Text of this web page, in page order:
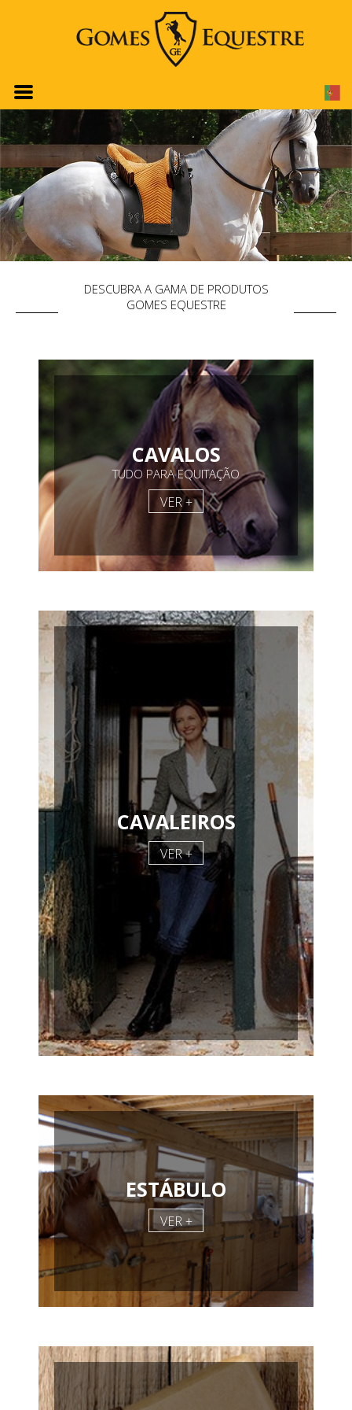
DESCUBRA A GAMA DE PRODUTOS
GOMES EQUESTRE
CAVALOS
TUDO PARA EQUITAÇÃO
VER +
CAVALEIROS
VER +
ESTÁBULO
VER +